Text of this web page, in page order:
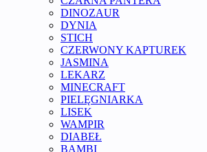
DINOZAUR
DYNIA
STICH
CZERWONY KAPTUREK
JASMINA
LEKARZ
MINECRAFT
PIELĘGNIARKA
LISEK
WAMPIR
DIABEŁ
BAMBI